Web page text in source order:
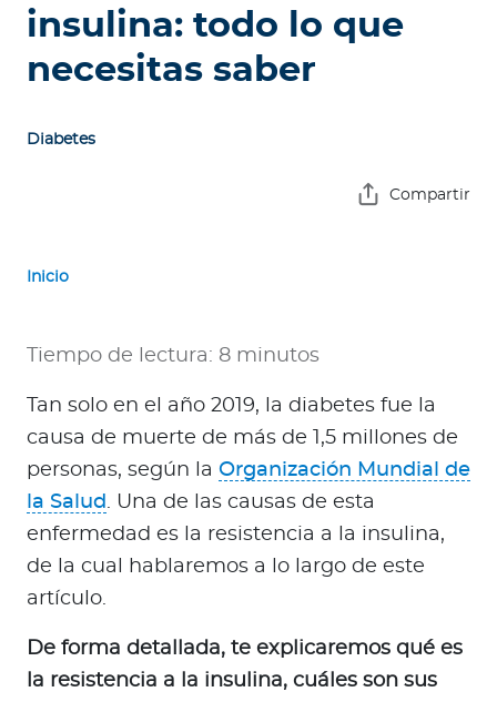
Red de Salud
Contáctanos
insulina: todo lo que
necesitas saber
Diabetes
Compartir
Inicio
Tiempo de lectura: 8 minutos
Tan solo en el año 2019, la diabetes fue la
causa de muerte de más de 1,5 millones de
personas, según la Organización Mundial de
la Salud. Una de las causas de esta
enfermedad es la resistencia a la insulina,
de la cual hablaremos a lo largo de este
artículo.
De forma detallada, te explicaremos qué es
la resistencia a la insulina, cuáles son sus